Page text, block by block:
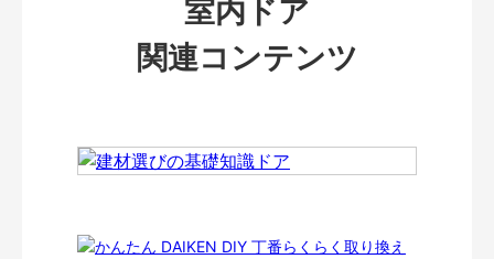
室内ドア
関連コンテンツ